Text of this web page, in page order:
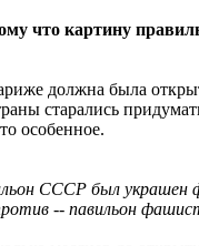
что картину
должна была
старались
особенное.
СССР был украшен
-- павильон